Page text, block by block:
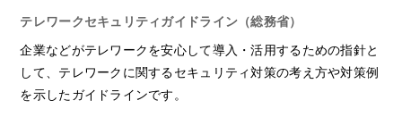
テレワークセキュリティガイドライン（総務省）
企業などがテレワークを安心して導入・活用するための指針と
して、テレワークに関するセキュリティ対策の考え方や対策例
を示したガイドラインです。